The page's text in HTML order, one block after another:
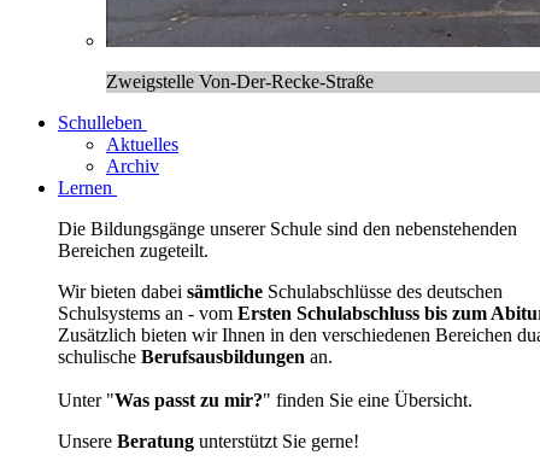
Zweigstelle Von-Der-Recke-Straße
Schulleben
Aktuelles
Archiv
Lernen
Die Bildungsgänge unserer Schule sind den nebenstehenden
Bereichen zugeteilt.
Wir bieten dabei sämtliche Schulabschlüsse des deutschen
Schulsystems an - vom Ersten Schulabschluss bis zum
Zusätzlich bieten wir Ihnen in den verschiedenen Bereichen
schulische Berufsausbildungen an.
Unter "Was passt zu mir?" finden Sie eine Übersicht.
Unsere Beratung unterstützt Sie gerne!